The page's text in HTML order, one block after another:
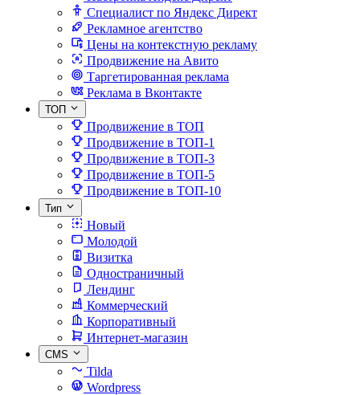
Специалист по Яндекс Директ
Рекламное агентство
Цены на контекстную рекламу
Продвижение на Авито
Таргетированная реклама
Реклама в Вконтакте
ТОП
Продвижение в ТОП
Продвижение в ТОП-1
Продвижение в ТОП-3
Продвижение в ТОП-5
Продвижение в ТОП-10
Тип
Новый
Молодой
Визитка
Одностраничный
Лендинг
Коммерческий
Корпоративный
Интернет-магазин
CMS
Tilda
Wordpress